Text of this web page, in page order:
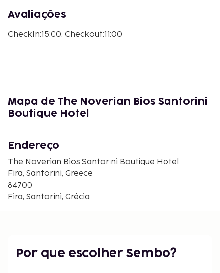
Avaliações
CheckIn:15:00. Checkout:11:00
Mapa de The Noverian Bios Santorini
Boutique Hotel
Endereço
The Noverian Bios Santorini Boutique Hotel
Fira, Santorini, Greece
84700
Fira, Santorini, Grécia
Por que escolher Sembo?